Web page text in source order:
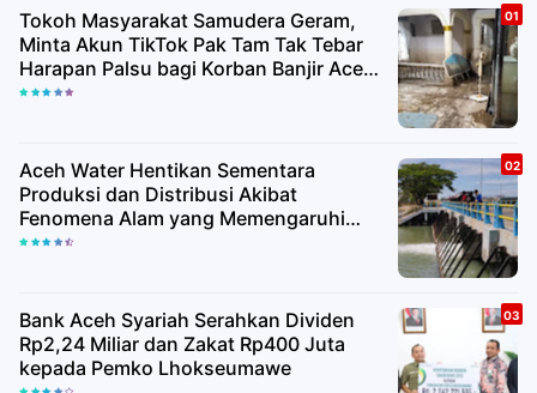
Tokoh Masyarakat Samudera Geram,
Minta Akun TikTok Pak Tam Tak Tebar
Harapan Palsu bagi Korban Banjir Aceh
Utara
Aceh Water Hentikan Sementara
Produksi dan Distribusi Akibat
Fenomena Alam yang Memengaruhi
Kualitas Air Baku
Bank Aceh Syariah Serahkan Dividen
Rp2,24 Miliar dan Zakat Rp400 Juta
kepada Pemko Lhokseumawe